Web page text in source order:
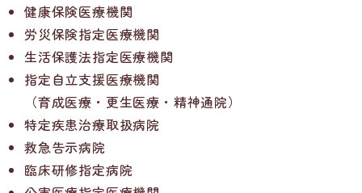
健康保険医療機関
労災保険指定医療機関
生活保護法指定医療機関
指定自立支援医療機関
（育成医療・更生医療・精神通院）
特定疾患治療取扱病院
救急告示病院
臨床研修指定病院